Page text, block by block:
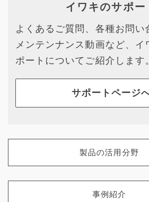
イワキのサポー
よくあるご質問、各種お問い
メンテンナンス動画など、イ
ポートについてご紹介します。
サポートページ
製品の活用分野
事例紹介